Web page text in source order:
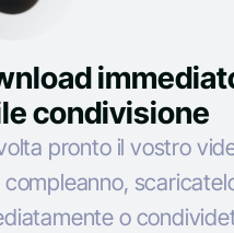
condivisione
pronto il vostro
compleanno,
o